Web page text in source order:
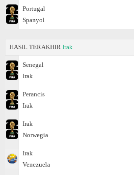
Portugal
Spanyol
HASIL TERAKHIR Irak
Senegal
Irak
Perancis
Irak
Irak
Norwegia
Irak
Venezuela